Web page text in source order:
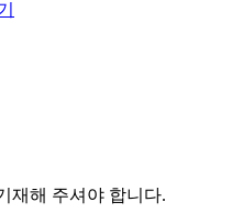
재해 주셔야 합니다.